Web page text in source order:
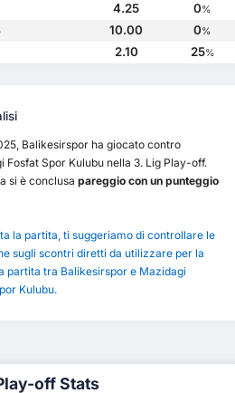
4.25 0%
10.00 0%
2.10 25%
Balikesirspor ha giocato contro
Fosfat Spor Kulubu nella 3. Lig Play-off.
si è conclusa pareggio con un punteggio
la partita, ti suggeriamo di controllare le
sugli scontri diretti da utilizzare per la
partita tra Balikesirspor e Mazidagi
Kulubu.
off Stats